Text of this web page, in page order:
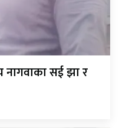
नागवाका सई झा र